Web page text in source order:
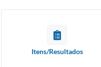
Itens/Resultados